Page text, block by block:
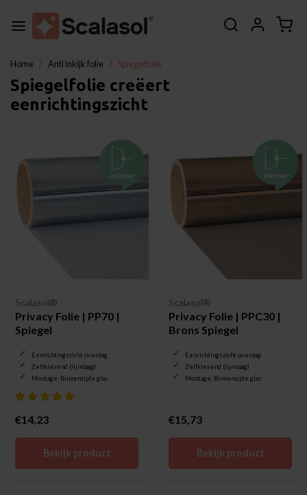
Home Anti inkijk folie Spiegelfolie
Spiegelfolie creëert
eenrichtingszicht
Scalasol®
Privacy Folie | PP70 |
Spiegel
Eenrichtingszicht overdag
Zelfklevend (lijmlaag)
Montage: Binnenzijde glas
€14,23
Bekijk product
Scalasol®
Privacy Folie | PPC30 |
Brons Spiegel
Eenrichtingszicht overdag
Zelfklevend (lijmlaag)
Montage: Binnenzijde glas
€15,73
Bekijk product